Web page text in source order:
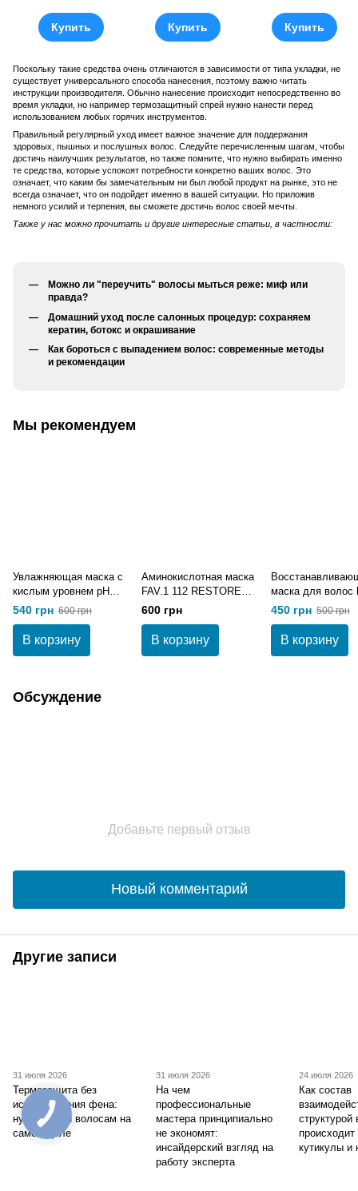
Купить Купить Купить
Поскольку такие средства очень отличаются в зависимости от типа укладки, не
существует универсального способа нанесения, поэтому важно читать
инструкции производителя. Обычно нанесение происходит непосредственно во
время укладки, но например термозащитный спрей нужно нанести перед
использованием любых горячих инструментов.
Правильный регулярный уход имеет важное значение для поддержания
здоровых, пышных и послушных волос. Следуйте перечисленным шагам, чтобы
достичь наилучших результатов, но также помните, что нужно выбирать именно
те средства, которые успокоят потребности конкретно ваших волос. Это
означает, что каким бы замечательным ни был любой продукт на рынке, это не
всегда означает, что он подойдет именно в вашей ситуации. Но приложив
немного усилий и терпения, вы сможете достичь волос своей мечты.
Также у нас можно прочитать и другие интересные статьи, в частности:
Можно ли "переучить" волосы мыться реже: миф или
правда?
Домашний уход после салонных процедур: сохраняем
кератин, ботокс и окрашивание
Как бороться с выпадением волос: современные методы
и рекомендации
Мы рекомендуем
Увлажняющая маска с
кислым уровнем pH
FAV.1 AQUA WAVE
MASK 250 мл
540 грн 600 грн
В корзину
Аминокислотная маска
FAV.1 112 RESTORE
MASK 250 мл
600 грн
В корзину
маска для волос
revival mask 250
450 грн 500 грн
В корзину
Обсуждение
Добавьте первый отзыв
Новый комментарий
Другие записи
31 июля 2026
Термозащита без
использования фена:
нужен ли он волосам на
самом деле
31 июля 2026
На чем
профессиональные
мастера принципиально
не экономят:
инсайдерский взгляд на
работу эксперта
24 июля 2026
Как состав
структурой
кутикулы и